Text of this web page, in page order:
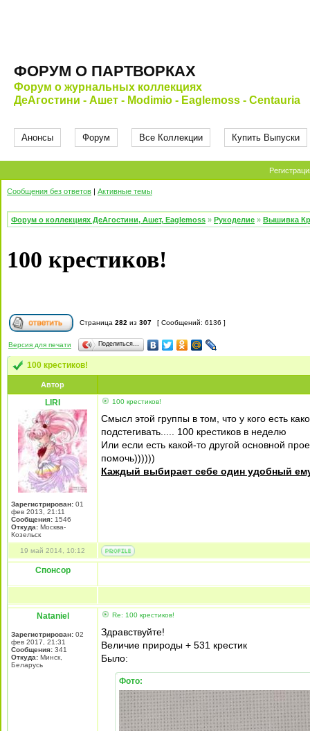
ФОРУМ О ПАРТВОРКАХ
Форум о журнальных коллекциях
ДеАгостини - Ашет - Modimio - Eaglemoss - Centauria
Анонсы Форум Все Коллекции Купить Выпуски
Сообщения без ответов | Активные темы
Форум о коллекциях ДеАгостини, Ашет, Eaglemoss » Рукоделие » Вышивка
100 крестиков!
Страница 282 из 307 [ Сообщений: 6136 ]
Версия для печати Поделиться…
100 крестиков!
Автор
LIRI
Зарегистрирован: 01
фев 2013, 21:11
Сообщения: 1546
Откуда: Москва-
Козельск
100 крестиков!
Смысл этой группы в том, что у кого есть
подстегивать..... 100 крестиков в неделю
Или если есть какой-то другой основной
помочь))))))
Каждый выбирает себе один удобный
19 май 2014, 10:12
Спонсор
Nataniel
Зарегистрирован: 02
фев 2017, 21:31
Сообщения: 341
Откуда: Минск,
Беларусь
Re: 100 крестиков!
Здравствуйте!
Величие природы + 531 крестик
Было:
Фото: